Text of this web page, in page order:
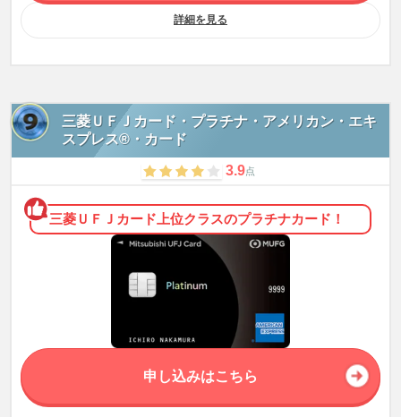
詳細を見る
三菱ＵＦＪカード・プラチナ・アメリカン・エキ
スプレス®・カード
3.9点
三菱ＵＦＪカード上位クラスのプラチナカード！
申し込みはこちら